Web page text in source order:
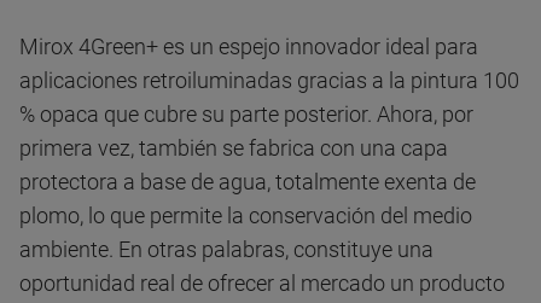
Mirox 4Green+ es un espejo innovador ideal para
aplicaciones retroiluminadas gracias a la pintura 100
% opaca que cubre su parte posterior. Ahora, por
primera vez, también se fabrica con una capa
protectora a base de agua, totalmente exenta de
plomo, lo que permite la conservación del medio
ambiente. En otras palabras, constituye una
oportunidad real de ofrecer al mercado un producto